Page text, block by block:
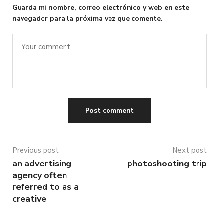
Guarda mi nombre, correo electrónico y web en este
navegador para la próxima vez que comente.
Previous post
an advertising
agency often
referred to as a
creative
Next post
photoshooting trip